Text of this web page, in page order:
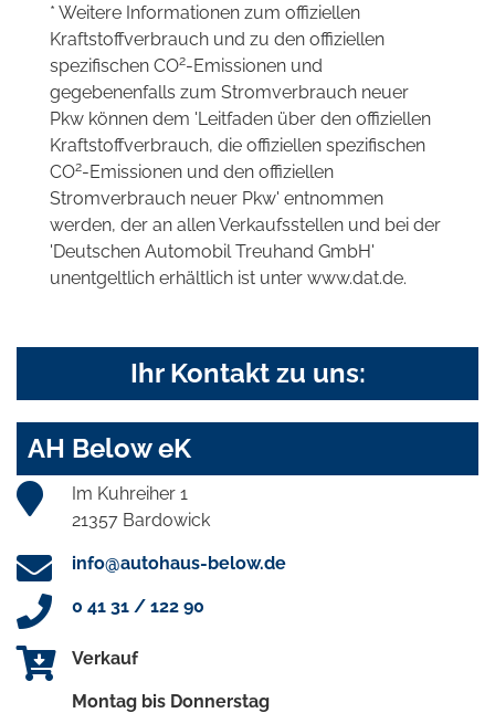
* Weitere Informationen zum offiziellen
Kraftstoffverbrauch und zu den offiziellen
spezifischen CO2-Emissionen und
gegebenenfalls zum Stromverbrauch neuer
Pkw können dem 'Leitfaden über den offiziellen
Kraftstoffverbrauch, die offiziellen spezifischen
CO2-Emissionen und den offiziellen
Stromverbrauch neuer Pkw' entnommen
werden, der an allen Verkaufsstellen und bei der
'Deutschen Automobil Treuhand GmbH'
unentgeltlich erhältlich ist unter www.dat.de.
Ihr Kontakt zu uns:
AH Below eK
Im Kuhreiher 1
21357 Bardowick
info@autohaus-below.de
0 41 31 / 122 90
Verkauf
Montag bis Donnerstag